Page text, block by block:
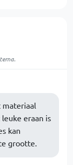
eraan is
kan
grootte.